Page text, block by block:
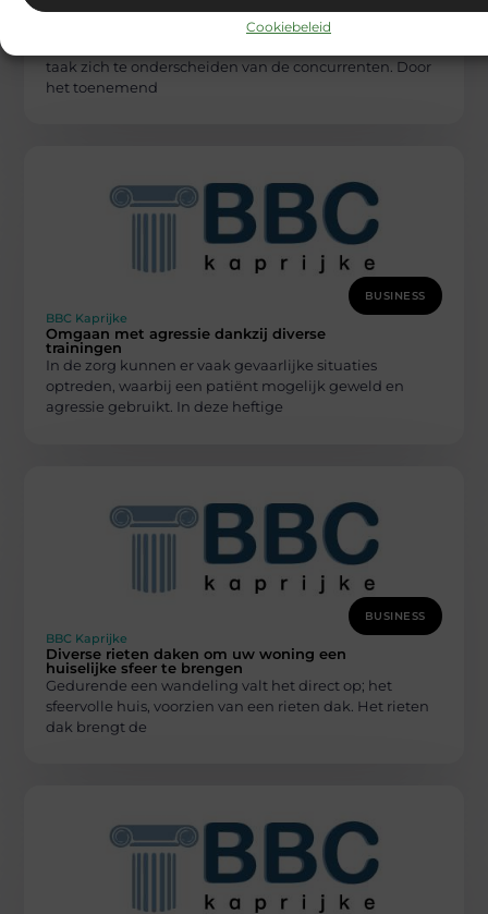
Cookiebeleid
De concurrent voorbijstreven door deze
taak zich te onderscheiden van de concurrenten. Door
het toenemend
BUSINESS
BBC Kaprijke
Omgaan met agressie dankzij diverse
trainingen
In de zorg kunnen er vaak gevaarlijke situaties
optreden, waarbij een patiënt mogelijk geweld en
agressie gebruikt. In deze heftige
BUSINESS
BBC Kaprijke
Diverse rieten daken om uw woning een
huiselijke sfeer te brengen
Gedurende een wandeling valt het direct op; het
sfeervolle huis, voorzien van een rieten dak. Het rieten
dak brengt de